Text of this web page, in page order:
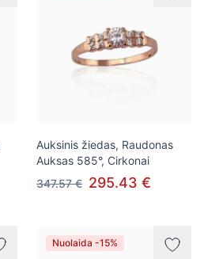
Auksinis žiedas, Raudonas
Auksas 585°, Cirkonai
347.57 € 295.43 €
Nuolaida -15%